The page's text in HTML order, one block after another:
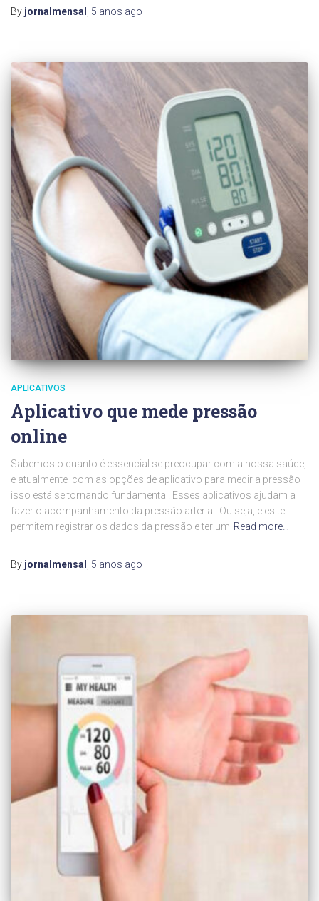
By jornalmensal 5 anos ago
APLICATIVOS
Aplicativo que mede pressão
online
Sabemos o quanto é essencial se preocupar com a nossa saúde,
e atualmente com as opções de aplicativo para medir a pressão
isso está se tornando fundamental. Esses aplicativos ajudam a
fazer o acompanhamento da pressão arterial. Ou seja, eles te
permitem registrar os dados da pressão e ter um Read more…
By jornalmensal 5 anos ago